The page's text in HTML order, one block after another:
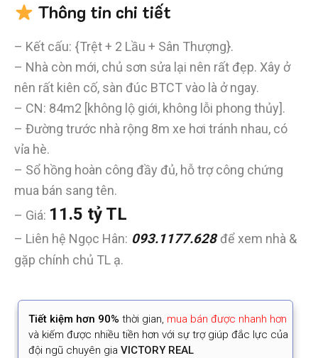
Thông tin chi tiết
– Kết cấu: {Trệt + 2 Lầu + Sân Thượng}.
– Nhà còn mới, chủ sơn sửa lại nên rất đẹp. Xây ở
nên rất kiên cố, sàn đúc BTCT vào là ở ngay.
– CN: 84m2 [không lộ giới, không lỗi phong thủy].
– Đường trước nhà rộng 8m xe hơi tránh nhau, có
vỉa hè.
– Sổ hồng hoàn công đầy đủ, hỗ trợ công chứng
mua bán sang tên.
– Giá: 11.5 tỷ TL
– Liên hệ Ngọc Hân: 093.1177.628 để xem nhà &
gặp chính chủ TL ạ.
Tiết kiệm hơn 90% thời gian, mua bán được nhanh hơn
và kiếm được nhiều tiền hơn với sự trợ giúp đắc lực của
đội ngũ chuyên gia VICTORY REAL